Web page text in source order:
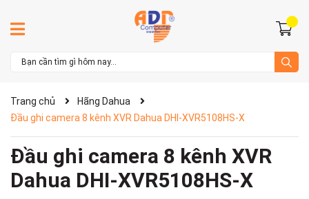
Trang chủ
Hãng Dahua
Đầu ghi camera 8 kênh XVR Dahua DHI-XVR5108HS-X
Đầu ghi camera 8 kênh XVR
Dahua DHI-XVR5108HS-X